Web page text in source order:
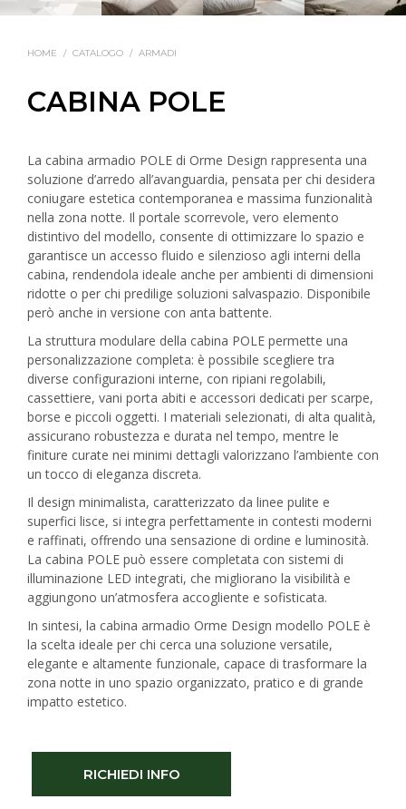
HOME / CATALOGO / ARMADI
CABINA POLE
La cabina armadio POLE di Orme Design rappresenta una
soluzione d’arredo all’avanguardia, pensata per chi desidera
coniugare estetica contemporanea e massima funzionalità
nella zona notte. Il portale scorrevole, vero elemento
distintivo del modello, consente di ottimizzare lo spazio e
garantisce un accesso fluido e silenzioso agli interni della
cabina, rendendola ideale anche per ambienti di dimensioni
ridotte o per chi predilige soluzioni salvaspazio. Disponibile
però anche in versione con anta battente.
La struttura modulare della cabina POLE permette una
personalizzazione completa: è possibile scegliere tra
diverse configurazioni interne, con ripiani regolabili,
cassettiere, vani porta abiti e accessori dedicati per scarpe,
borse e piccoli oggetti. I materiali selezionati, di alta qualità,
assicurano robustezza e durata nel tempo, mentre le
finiture curate nei minimi dettagli valorizzano l’ambiente con
un tocco di eleganza discreta.
Il design minimalista, caratterizzato da linee pulite e
superfici lisce, si integra perfettamente in contesti moderni
e raffinati, offrendo una sensazione di ordine e luminosità.
La cabina POLE può essere completata con sistemi di
illuminazione LED integrati, che migliorano la visibilità e
aggiungono un’atmosfera accogliente e sofisticata.
In sintesi, la cabina armadio Orme Design modello POLE è
la scelta ideale per chi cerca una soluzione versatile,
elegante e altamente funzionale, capace di trasformare la
zona notte in uno spazio organizzato, pratico e di grande
impatto estetico.
RICHIEDI INFO